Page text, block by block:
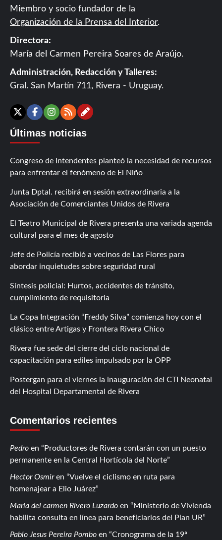
Miembro y socio fundador de la
Organización de la Prensa del Interior.
Directora:
María del Carmen Pereira Soares de Araújo.
Administración, Redacción y Talleres:
Gral. San Martín 711, Rivera - Uruguay.
X Facebook
Instagram
RSSContáctanos
Últimas noticias
Congreso de Intendentes planteó la necesidad de recursos
para enfrentar el fenómeno de El Niño
Junta Dptal. recibirá en sesión extraordinaria a la
Asociación de Comerciantes Unidos de Rivera
El Teatro Municipal de Rivera presenta una variada agenda
cultural para el mes de agosto
Jefe de Policía recibió a vecinos de Las Flores para
abordar inquietudes sobre seguridad rural
Síntesis policial: Hurtos, accidentes de tránsito,
cumplimiento de requisitoria
La Copa Integración “Freddy Silva” comienza hoy con el
clásico entre Artigas y Frontera Rivera Chico
Rivera fue sede del cierre del ciclo nacional de
capacitación para ediles impulsado por la OPP
Postergan para el viernes la inauguración del CTI Neonatal
del Hospital Departamental de Rivera
Comentarios recientes
Pedro en
Productores de Rivera contarán con un puesto
permanente en la Central Hortícola del Norte
Hector Osmiren
Vuelve el ciclismo en ruta para
homenajear a Elio Juárez
Maria del carmen Rivero Luzardo en
Ministerio de Vivienda
habilita consulta en línea para beneficiarios del Plan UR
Pablo Jesus Pereira Pombo en Cronograma de la 19ª